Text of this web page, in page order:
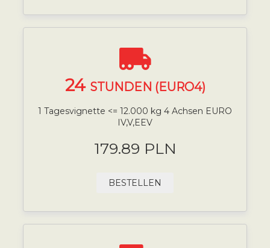
24 STUNDEN (EURO4)
1 Tagesvignette <= 12.000 kg 4 Achsen EURO
IV,V,EEV
179.89 PLN
BESTELLEN